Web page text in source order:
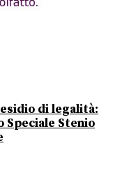
di legalità:
Speciale Stenio